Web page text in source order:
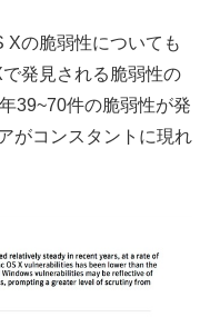
の脆弱性についても
発見される脆弱性の
39~70件の脆弱性が発
がコンスタントに現れ